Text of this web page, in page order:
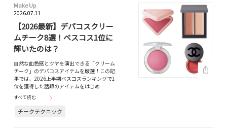
Make Up
2026.07.11
【2026最新】デパコスクリー
ムチーク8選！ベスコス1位に
輝いたのは？
自然な血色感とツヤを演出できる「クリーム
チーク」のデパコスアイテムを厳選！この記
事では、2026上半期ベスコスランキングで1
位を獲得した話題のアイテムをはじめ…
すべて読む
チークテクニック